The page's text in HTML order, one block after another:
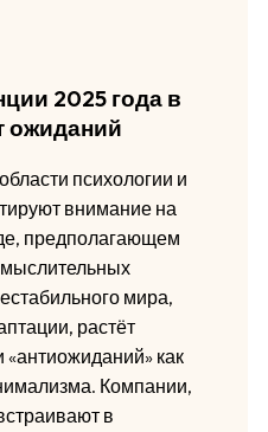
2025 года в
ожиданий
психологии и
внимание на
предполагающем
мира,
растёт
как
Компании,
в